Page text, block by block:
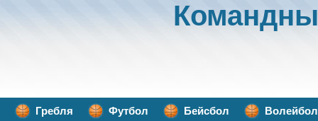
Гребля Футбол Бейсбол Волейбол